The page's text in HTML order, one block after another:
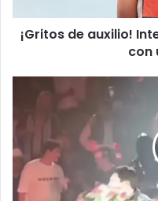
con
un¡Gritos de auxilio!
con
recibe
golpe
con
ramo